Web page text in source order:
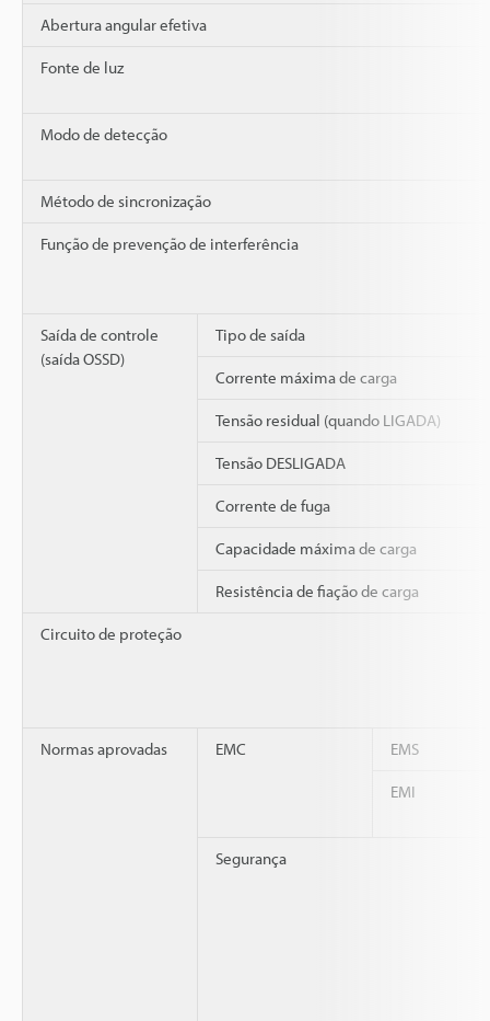
Abertura angular efetiva
Fonte de luz
Modo de detecção
Método de sincronização
Função de prevenção de interferência
Saída de controle
(saída OSSD)
Tipo de saída
Corrente máxima de carga
Tensão residual (quando LIGADA)
Tensão DESLIGADA
Corrente de fuga
Capacidade máxima de carga
Resistência de fiação de carga
Circuito de proteção
Normas aprovadas EMC EMS
EMI
Segurança